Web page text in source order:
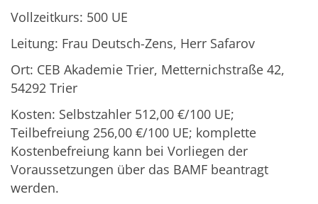
Vollzeitkurs: 500 UE
Leitung: Frau Deutsch-Zens, Herr Safarov
Ort: CEB Akademie Trier, Metternichstraße 42,
54292 Trier
Kosten: Selbstzahler 512,00 €/100 UE;
Teilbefreiung 256,00 €/100 UE; komplette
Kostenbefreiung kann bei Vorliegen der
Voraussetzungen über das BAMF beantragt
werden.